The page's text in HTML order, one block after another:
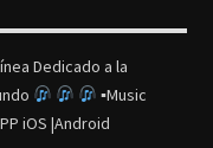
Dedicado a la
▪Music
iOS |Android